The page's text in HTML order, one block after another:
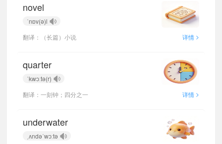
novel
ˈnɒv(ə)l
翻译：（长篇）小说
详情 >
quarter
ˈkwɔːtə(r)
翻译：一刻钟；四分之一
详情 >
underwater
ˌʌndəˈwɔːtə